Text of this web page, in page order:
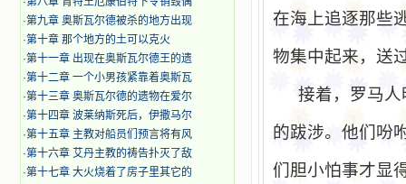
·第九章 奥斯瓦尔德被杀的地方出现
·第十章 那个地方的土可以克火
·第十一章 出现在奥斯瓦尔德王的遗
·第十二章 一个小男孩紧靠着奥斯瓦
·第十三章 奥斯瓦尔德的遗物在爱尔
·第十四章 波莱纳斯死后，伊撒马尔
·第十五章 主教对船员们预言将有风
·第十六章 艾丹主教的祷告扑灭了敌
·第十七章 大火烧着了房子里其它的
在海上追逐那些
物集中起来，送
接着，罗马
的跋涉。他们吩
们胆小怕事才显